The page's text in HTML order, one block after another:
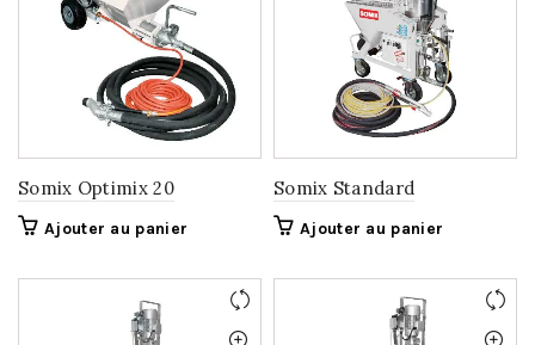
Somix Optimix 20
Ajouter au panier
Somix Standard
Ajouter au panier